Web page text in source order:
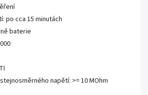
po cca 15 minutách
baterie
napětí: >= 10 MOhm